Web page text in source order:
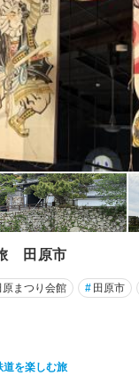
田原市
原まつり会館 # 田原市
道を楽しむ旅